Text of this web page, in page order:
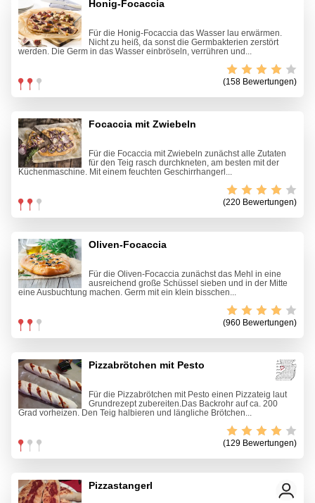
Honig-Focaccia
Für die Honig-Focaccia das Wasser lau erwärmen.
Nicht zu heiß, da sonst die Germbakterien zerstört
werden. Die Germ in das Wasser einbröseln, verrühren und...
(158 Bewertungen)
Focaccia mit Zwiebeln
Für die Focaccia mit Zwiebeln zunächst alle Zutaten
für den Teig rasch durchkneten, am besten mit der
Küchenmaschine. Mit einem feuchten Geschirrhangerl...
(220 Bewertungen)
Oliven-Focaccia
Für die Oliven-Focaccia zunächst das Mehl in eine
ausreichend große Schüssel sieben und in der Mitte
eine Ausbuchtung machen. Germ mit ein klein bisschen...
(960 Bewertungen)
Pizzabrötchen mit Pesto
Für die Pizzabrötchen mit Pesto einen Pizzateig laut
Grundrezept zubereiten.Das Backrohr auf ca. 200
Grad vorheizen. Den Teig halbieren und längliche Brötchen...
(129 Bewertungen)
Pizzastangerl